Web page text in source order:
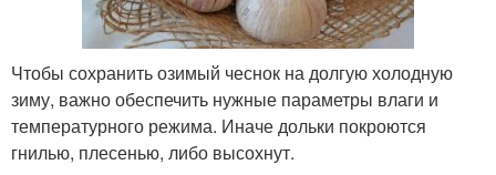
Чтобы сохранить озимый чеснок на долгую холодную
зиму, важно обеспечить нужные параметры влаги и
температурного режима. Иначе дольки покроются
гнилью, плесенью, либо высохнут.